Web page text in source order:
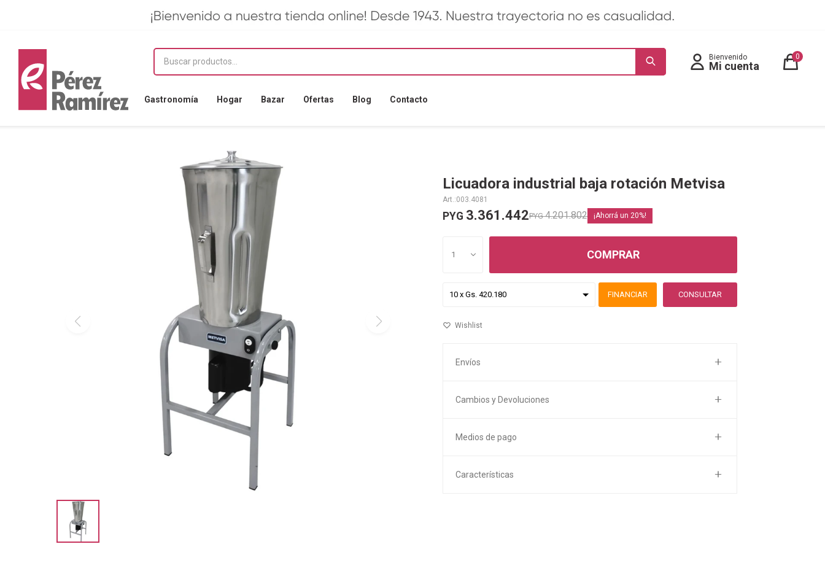
Gastronomía Hogar Bazar Ofertas Blog Contacto
0
Licuadora industrial baja rotación Metvisa
003.4081
PYG 3.361.442PYG 4.201.802 20
1 COMPRAR
FINANCIAR CONSULTAR
Envíos
Cambios y Devoluciones
Medios de pago
Características